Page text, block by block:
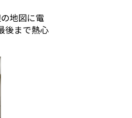
地図に電
後まで熱心